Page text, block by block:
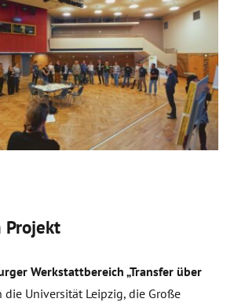
Projekt
Werkstattbereich „Transfer über
die Universität Leipzig, die Große